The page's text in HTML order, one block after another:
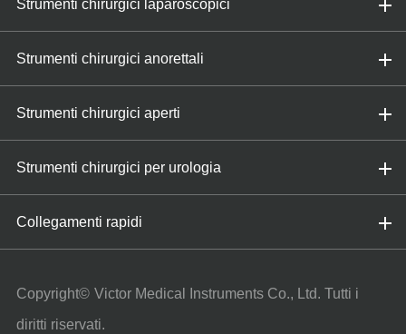
Strumenti chirurgici laparoscopici
Strumenti chirurgici anorettali
Strumenti chirurgici aperti
Strumenti chirurgici per urologia
Collegamenti rapidi
Copyright© Victor Medical Instruments Co., Ltd. Tutti i
diritti riservati.